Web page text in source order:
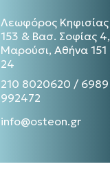
Λεωφόρος Κηφισίας
153 & Βασ. Σοφίας 4,
Μαρούσι, Αθήνα 151
24
210 8020620 / 6989
992472
info@osteon.gr